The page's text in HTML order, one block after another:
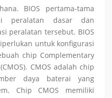
BIOS pertama-tama
peralatan dasar dan
peralatan tersebut. BIOS
untuk konfigurasi
chip Complementary
CMOS adalah chip
daya baterai yang
Chip CMOS memiliki